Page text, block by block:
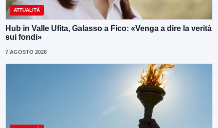
ATTUALITÀ
Hub in Valle Ufita, Galasso a Fico: «Venga a dire la verità
sui fondi»
7 AGOSTO 2026